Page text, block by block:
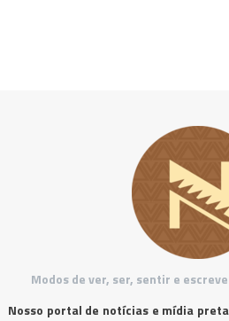
Modos de ver, ser, sentir e
Nosso portal de notícias e mídia